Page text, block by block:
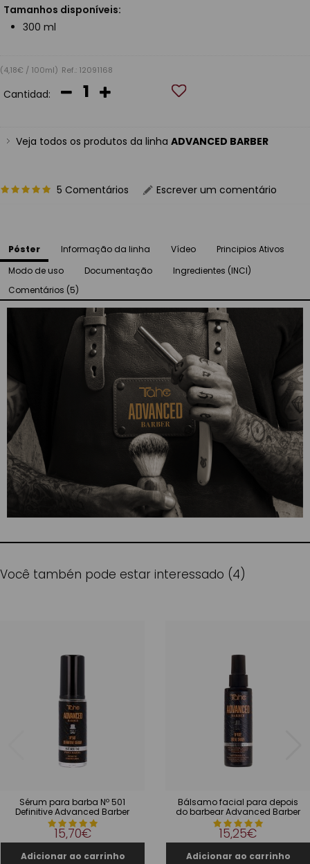
Tamanhos disponíveis:
300 ml
(4,18€ / 100ml) Ref.: 12091168
Cantidad:
Veja todos os produtos da linha ADVANCED BARBER
5 Comentários Escrever um comentário
Póster Informação da linha Vídeo
Principios Ativos
Modo de uso
Documentação
Ingredientes (INCI)
Comentários (5)
Você tambén pode estar interessado (4)
Sérum para barba Nº 501
Definitive Advanced Barber
15,70€
Bálsamo facial para depois
do barbear Advanced Barber
15,25€